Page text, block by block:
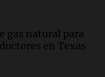
gas natural para
en Texas